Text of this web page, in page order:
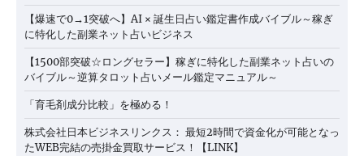
【爆速で0→1突破へ】AI × 誕生日占い鑑定書作成バイブル～稼ぎ
に特化した副業ネット占いビジネス
【1500部突破☆ロングセラー】稼ぎに特化した副業ネット占いの
バイブル～逆算タロット占いメール鑑定マニュアル～
「育毛剤成分比較」を極める！
株式会社日本ビジネスリンクス： 最短2時間で資金化が可能となっ
たWEB完結の売掛金買取サービス！【LINK】